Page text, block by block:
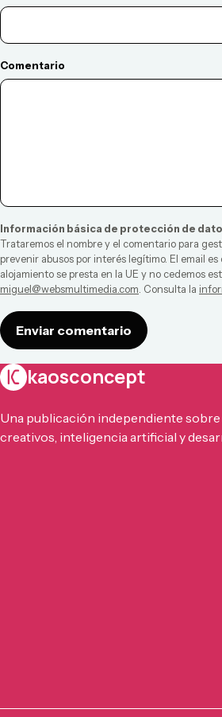
Comentario
Información básica de protección de
Trataremos el nombre y el comentario para
prevenir abusos por interés legítimo. El email
alojamiento se presta en la UE y no cedemos
miguel@websmultimedia.com . Consulta la
Enviar comentario
kaosconcept
Una publicación independiente
creativos, inteligencia artificial y